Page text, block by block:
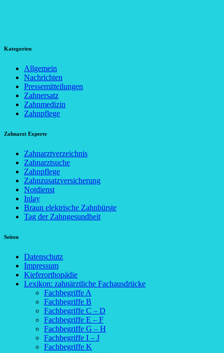
Kategorien
Allgemein
Nachrichten
Pressemitteilungen
Zahnersatz
Zahnmedizin
Zahnpflege
Zahnarzt Experte
Zahnarztverzeichnis
Zahnarztsuche
Zahnpflege
Zahnzusatzversicherung
Notdienst
Inlay
Braun elektrische Zahnbürste
Tag der Zahngesundheit
Seiten
Datenschutz
Impressum
Kieferorthopädie
Lexikon: zahnärztliche Fachausdrücke
Fachbegriffe A
Fachbegriffe B
Fachbegriffe C – D
Fachbegriffe E – F
Fachbegriffe G – H
Fachbegriffe I – J
Fachbegriffe K